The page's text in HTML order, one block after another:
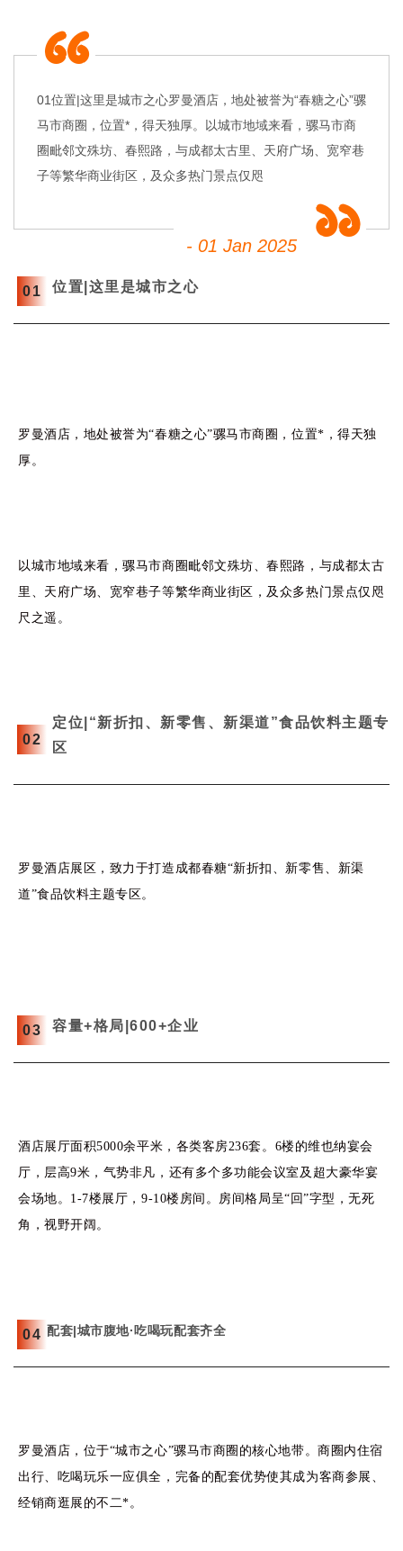
01位置|这里是城市之心罗曼酒店，地处被誉为“春糖之心”骡
马市商圈，位置*，得天独厚。以城市地域来看，骡马市商
圈毗邻文殊坊、春熙路，与成都太古里、天府广场、宽窄巷
子等繁华商业街区，及众多热门景点仅咫
- 01 Jan 2025
01 位置|这里是城市之心
罗曼酒店，地处被誉为“春糖之心”骡马市商圈，位置*，得天独
厚。
以城市地域来看，骡马市商圈毗邻文殊坊 、春熙路，与成都太古
里、天府广场、宽窄巷子等繁华商业街区，及众多热门景点仅咫
尺之遥。
02
定位|“新折扣、新零售、新渠道”食品饮料主题专
区
罗曼酒店展区，致力于打造成都春糖“新折扣、新零售、新渠
道”食品饮料主题专区。
03 容量+格局|600+企业
酒店展厅面积5000余平米，各类客房236套。6楼的维也纳宴会
厅，层高9米，气势非凡，还有多个多功能会议室及超大豪华宴
会场地。1-7楼展厅，9-10楼房间。房间格局呈“回”字型，无死
角，视野开阔。
04 配套|城市腹地·吃喝玩配套齐全
罗曼酒店，位于“城市之心”骡马市商圈的核心地带。商圈内住宿
出行、吃喝玩乐一应俱全，完备的配套优势使其成为客商参展、
经销商逛展的不二*。